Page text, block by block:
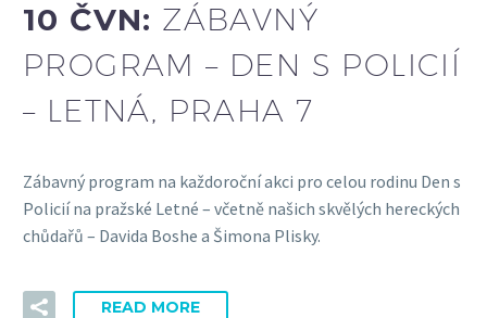
10 ČVN: ZÁBAVNÝ
PROGRAM – DEN S POLICIÍ
– LETNÁ, PRAHA 7
Zábavný program na každoroční akci pro celou rodinu Den s
Policií na pražské Letné – včetně našich skvělých hereckých
chůdařů – Davida Boshe a Šimona Plisky.
READ MORE